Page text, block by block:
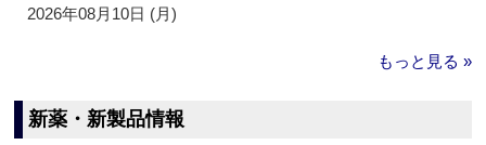
2026年08月10日 (月)
もっと見る »
新薬・新製品情報